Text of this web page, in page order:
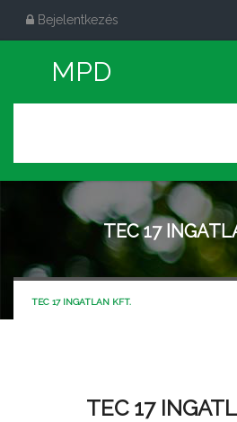
Bejelentkezés
TEC 17
TEC 17 INGATLAN KFT.
TEC 17